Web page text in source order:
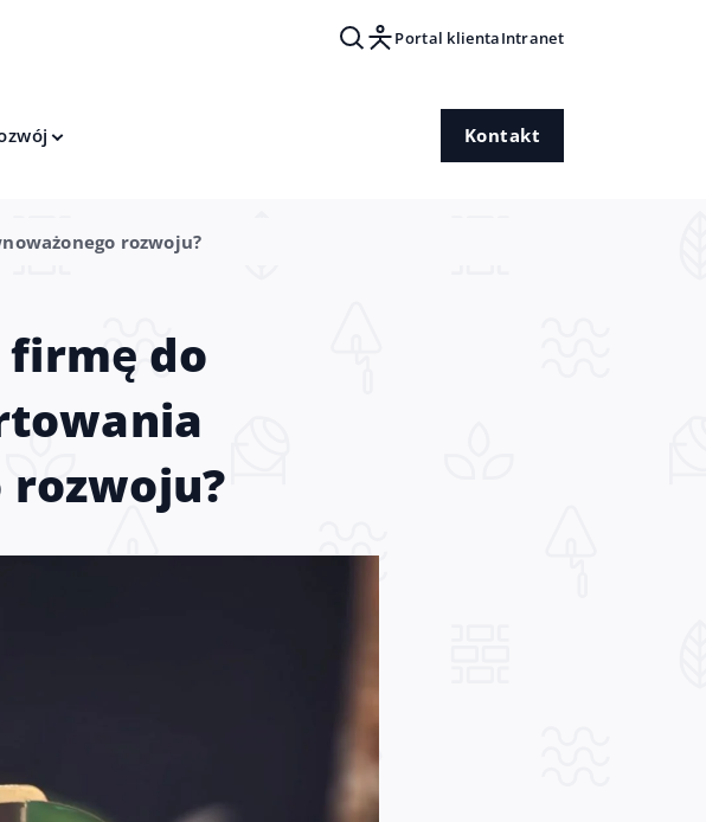
Portal klientaIntranet
Kontakt
rozwoju?
firmę do
rozwoju?